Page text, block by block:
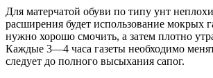
Для матерчатой обуви по типу унт
расширения будет использование мокрых
нужно хорошо смочить, а затем плотно
Каждые 3—4 часа газеты необходимо
следует до полного высыхания сапог.